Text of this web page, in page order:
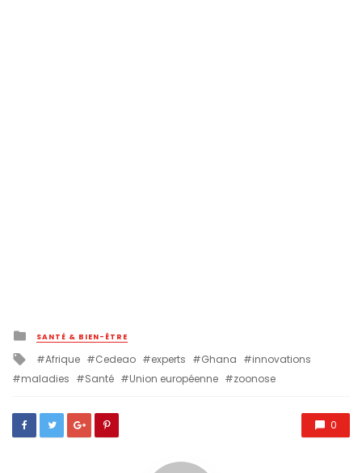
Posted
in
SANTÉ & BIEN-ÊTRE
Tagged
with
Afrique Cedeao experts Ghana
innovations
maladies
Santé Union européenne zoonose
0